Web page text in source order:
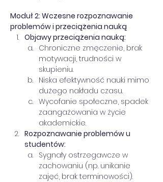
Moduł 2: Wczesne rozpoznawanie
problemów i przeciążenia nauką
Objawy przeciążenia nauką:
Chroniczne zmęczenie, brak
motywacji, trudności w
skupieniu.
Niska efektywność nauki mimo
dużego nakładu czasu.
Wycofanie społeczne, spadek
zaangażowania w życie
akademickie.
Rozpoznawanie problemów u
studentów:
Sygnały ostrzegawcze w
zachowaniu (np. unikanie
zajęć, brak terminowości).